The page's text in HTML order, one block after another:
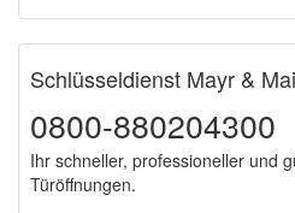
Schlüsseldienst Mayr &
0800-880204300
Ihr schneller, professioneller und
Türöffnungen.